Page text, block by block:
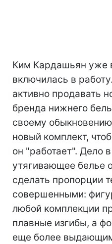
Ким Кардашьян уже
включилась в
активно продавать
бренда нижнего
своему
новый комплект,
он "работает". Дело
утягивающее белье
сделать пропорции
совершенными:
любой комплекции
плавные изгибы, а
еще более